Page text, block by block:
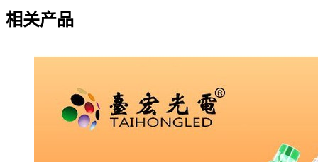
相关产品